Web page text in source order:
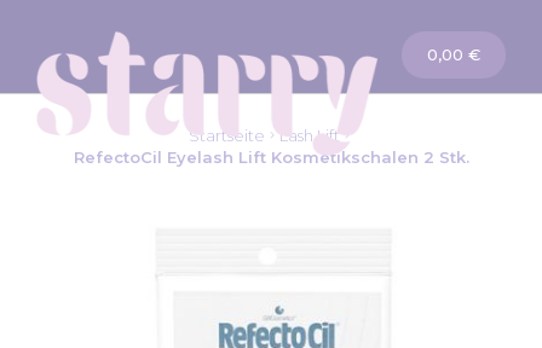
Warenkorb
0,00 €
Startseite
Lash Lift
RefectoCil Eyelash Lift Kosmetikschalen 2 Stk.